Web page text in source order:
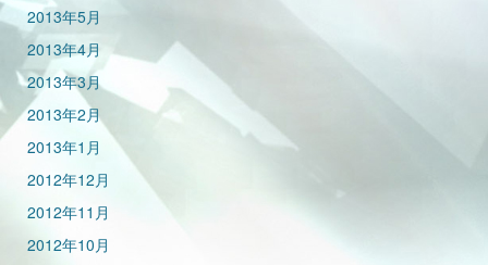
2013年5月
2013年4月
2013年3月
2013年2月
2013年1月
2012年12月
2012年11月
2012年10月